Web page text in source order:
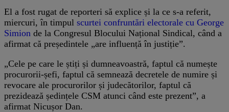
El a fost rugat de reporteri să explice și la ce s-a referit,
miercuri, în timpul scurtei confruntări electorale cu George
Simion de la Congresul Blocului Național Sindical, când a
afirmat că președintele „are influență în justiție”.
„Cele pe care le știți și dumneavoastră, faptul că numește
procurorii-șefi, faptul că semnează decretele de numire și
revocare ale procurorilor și judecătorilor, faptul că
prezidează ședințele CSM atunci când este prezent”, a
afirmat Nicușor Dan.